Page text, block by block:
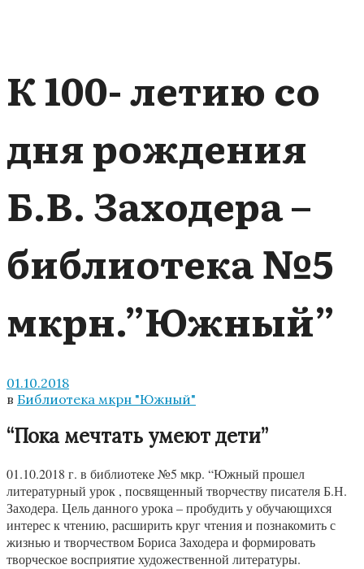
К 100- летию со
дня рождения
Б.В. Заходера –
библиотека №5
мкрн.”Южный”
01.10.2018
в Библиотека мкрн "Южный"
“Пока мечтать умеют дети”
01.10.2018 г. в библиотеке №5 мкр. “Южный прошел
литературный урок , посвященный творчеству писателя Б.Н.
Заходера. Цель данного урока – пробудить у обучающихся
интерес к чтению, расширить круг чтения и познакомить с
жизнью и творчеством Бориса Заходера и формировать
творческое восприятие художественной литературы.